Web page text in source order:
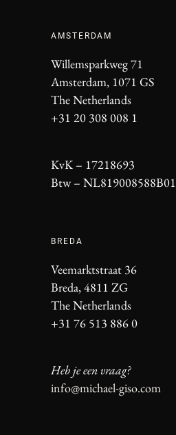
AMSTERDAM
Willemsparkweg 71
Amsterdam, 1071 GS
The Netherlands
+31 20 308 008 1
KvK – 17218693
Btw – NL819008588B01
BREDA
Veemarktstraat 36
Breda, 4811 ZG
The Netherlands
+31 76 513 886 0
Heb je een vraag?
info@michael-giso.com